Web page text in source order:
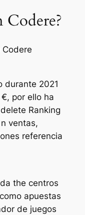
Codere?
durante 2021
por ello ha
Ranking
ventas,
referencia
the centros
apuestas
de juegos